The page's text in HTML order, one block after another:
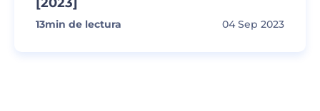
13min de lectura 04 Sep 2023